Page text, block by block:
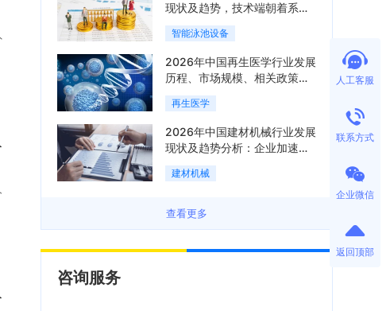
现状及趋势，技术端朝着系统
集成、绿色节能方向迭代
「图」
智能泳池设备
2026年中国再生医学行业发展
历程、市场规模、相关政策、
产业链、竞争格局及发展潜力
分析「图」
再生医学
2026年中国建材机械行业发展
现状及趋势分析：企业加速向
“装备+系统+服务”综合服务商
转型「图」
建材机械
查看更多
咨询服务
人工客服
联系方式
企业微信
返回顶部